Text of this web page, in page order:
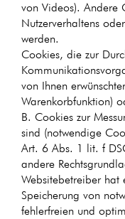
von Videos). Andere
Nutzerverhaltens
werden.
Cookies, die zur
von Ihnen
Warenkorbfunktion)
B. Cookies zur
sind (notwendige
Art. 6 Abs. 1 lit. f
andere
Websitebetreiber hat
Speicherung von
fehlerfreien und